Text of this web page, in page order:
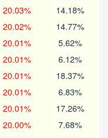
20.03% 14.18%
20.02% 14.77%
20.01% 5.62%
20.01% 6.12%
20.01% 18.37%
20.01% 6.83%
20.01% 17.26%
20.00% 7.68%